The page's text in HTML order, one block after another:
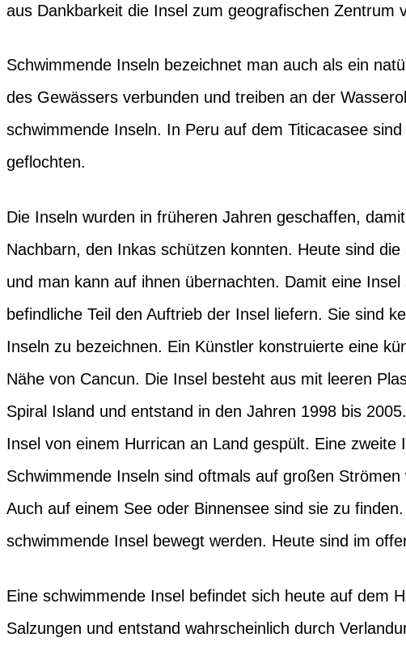
aus Dankbarkeit die Insel zum geografischen Zentrum
Schwimmende Inseln bezeichnet man auch als ein
des Gewässers verbunden und treiben an der
schwimmende Inseln. In Peru auf dem Titicacasee
geflochten.
Die Inseln wurden in früheren Jahren geschaffen,
Nachbarn, den Inkas schützen konnten. Heute sind
und man kann auf ihnen übernachten. Damit eine
befindliche Teil den Auftrieb der Insel liefern. Sie sind
Inseln zu bezeichnen. Ein Künstler konstruierte eine
Nähe von Cancun. Die Insel besteht aus mit leeren
Spiral Island und entstand in den Jahren 1998 bis
Insel von einem Hurrican an Land gespült. Eine
Schwimmende Inseln sind oftmals auf großen
Auch auf einem See oder Binnensee sind sie zu
schwimmende Insel bewegt werden. Heute sind im
Eine schwimmende Insel befindet sich heute auf dem
Salzungen und entstand wahrscheinlich durch